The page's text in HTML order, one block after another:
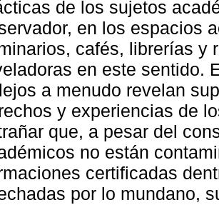
de los sujetos
en los espacios
cafés, librerías y
en este sentido.
a menudo revelan
y experiencias de
que, a pesar del
no están
certificadas
por lo mundano,